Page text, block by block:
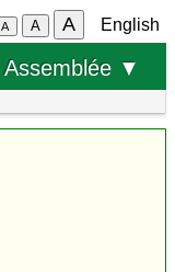
A A A English
Assemblée ▼